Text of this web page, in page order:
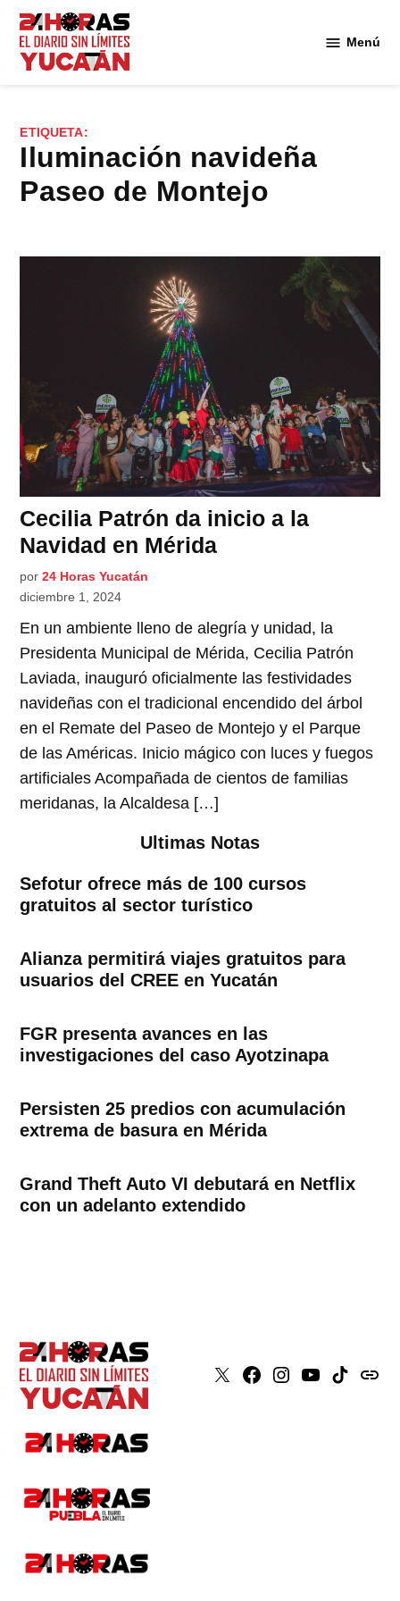
Saltar
contenido
Menú
ETIQUETA:
Iluminación navideña
Paseo de Montejo
Cecilia Patrón da inicio a la
Navidad en Mérida
por 24 Horas Yucatán
diciembre 1, 2024
En un ambiente lleno de alegría y unidad, la
Presidenta Municipal de Mérida, Cecilia Patrón
Laviada, inauguró oficialmente las festividades
navideñas con el tradicional encendido del árbol
en el Remate del Paseo de Montejo y el Parque
de las Américas. Inicio mágico con luces y fuegos
artificiales Acompañada de cientos de familias
meridanas, la Alcaldesa […]
Ultimas Notas
Sefotur ofrece más de 100 cursos
gratuitos al sector turístico
Alianza permitirá viajes gratuitos para
usuarios del CREE en Yucatán
FGR presenta avances en las
investigaciones del caso Ayotzinapa
Persisten 25 predios con acumulación
extrema de basura en Mérida
Grand Theft Auto VI debutará en Netflix
con un adelanto extendido
X Faceboook
Instagram
YoutubeTiktokissuu